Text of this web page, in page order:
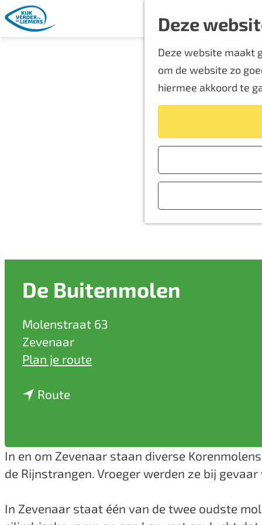
Deze
Deze website maakt
om de website zo
hiermee akkoord te
G
De Buitenmolen
Molenstraat 63
Zevenaar
Plan je routen
e
B
u
t
Routen
r
D
e
u
In en om Zevenaar staan diverse
de Rijnstrangen. Vroeger werden ze bij
In Zevenaar staat één van de twee oudste